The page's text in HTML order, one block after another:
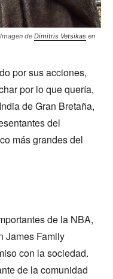
de Dimitris Vetsikas en
por sus acciones,
por lo que quería,
de Gran Bretaña,
del
más grandes del
de la NBA,
James Family
con la sociedad.
de la comunidad